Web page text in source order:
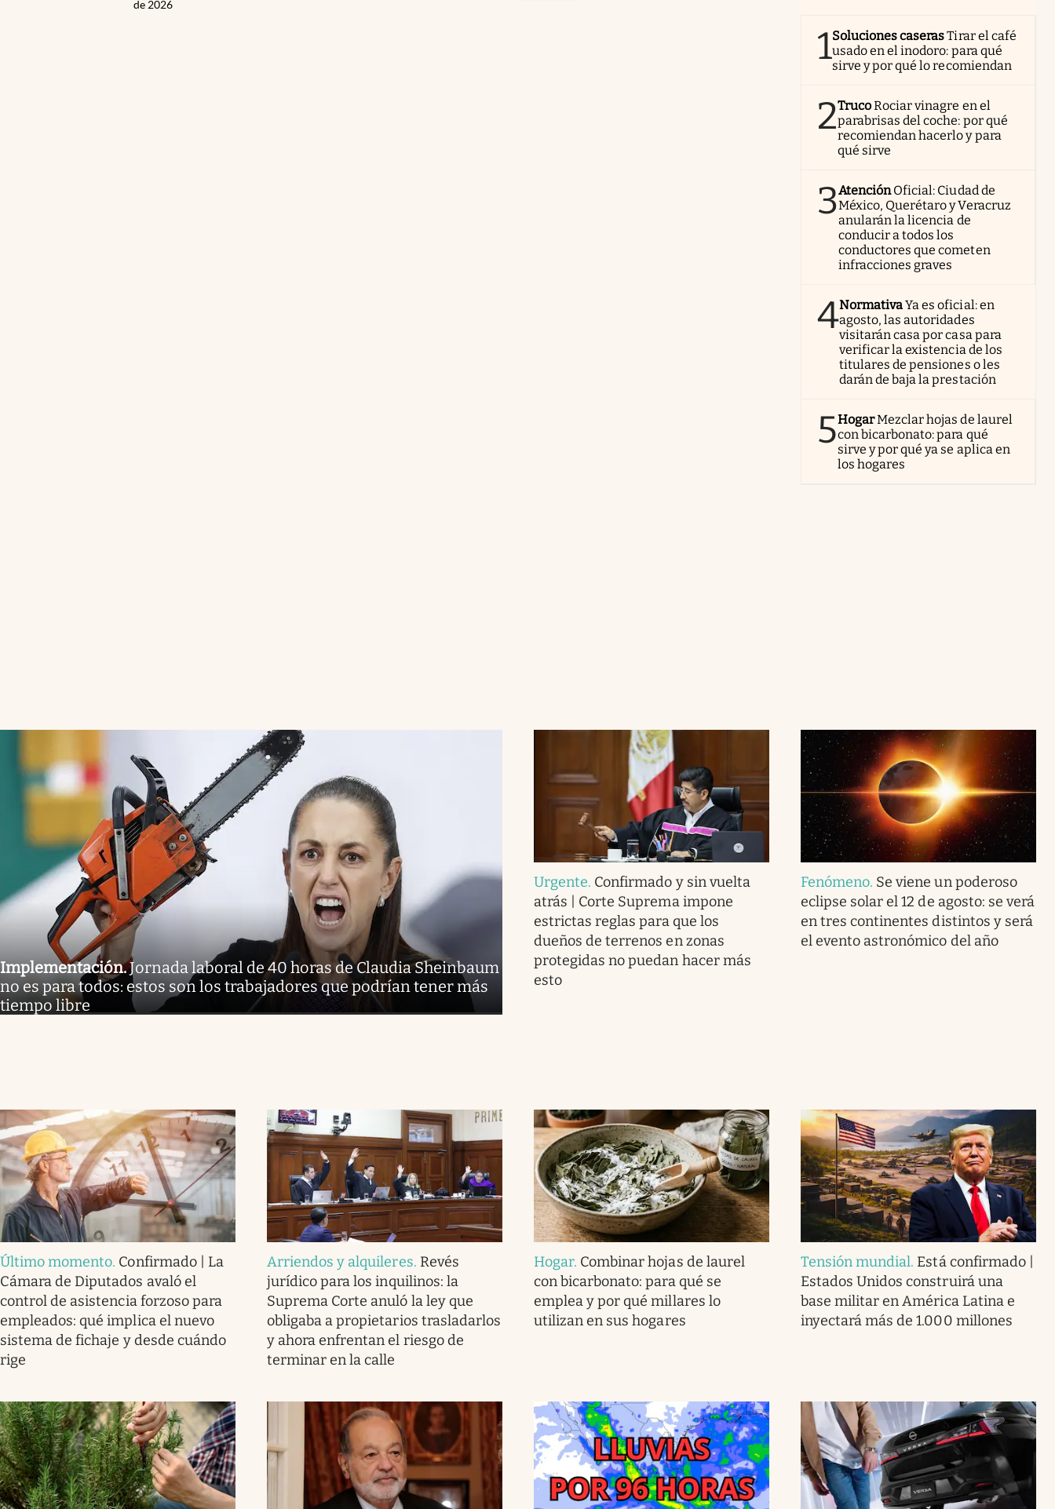
de 2026
1Soluciones caserasTirar el café
usado en el inodoro: para qué
sirve y por qué lo recomiendan
2TrucoRociar vinagre en el
parabrisas del coche: por qué
recomiendan hacerlo y para
qué sirve
3AtenciónOficial: Ciudad de
México, Querétaro y Veracruz
anularán la licencia de
conducir a todos los
conductores que cometen
infracciones graves
4NormativaYa es oficial: en
agosto, las autoridades
visitarán casa por casa para
verificar la existencia de los
titulares de pensiones o les
darán de baja la prestación
5HogarMezclar hojas de laurel
con bicarbonato: para qué
sirve y por qué ya se aplica en
los hogares
Implementación.Jornada laboral de 40 horas de Claudia Sheinbaum
no es para todos: estos son los trabajadores que podrían tener más
tiempo libre
Urgente. Confirmado y sin vuelta
atrás | Corte Suprema impone
estrictas reglas para que los
dueños de terrenos en zonas
protegidas no puedan hacer más
esto
Fenómeno. Se viene un poderoso
eclipse solar el 12 de agosto: se verá
en tres continentes distintos y será
el evento astronómico del año
Último momento. Confirmado | La
Cámara de Diputados avaló el
control de asistencia forzoso para
empleados: qué implica el nuevo
sistema de fichaje y desde cuándo
rige
Arriendos y alquileres. Revés
jurídico para los inquilinos: la
Suprema Corte anuló la ley que
obligaba a propietarios trasladarlos
y ahora enfrentan el riesgo de
terminar en la calle
Hogar. Combinar hojas de laurel
con bicarbonato: para qué se
emplea y por qué millares lo
utilizan en sus hogares
Tensión mundial. Está confirmado |
Estados Unidos construirá una
base militar en América Latina e
inyectará más de 1.000 millones